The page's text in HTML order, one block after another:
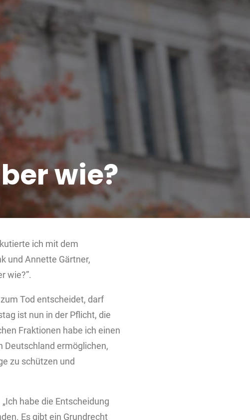
wie?
ich mit dem
und Annette Gärtner,
wie?”.
Tod entscheidet, darf
ist nun in der Pflicht, die
Fraktionen habe ich einen
Deutschland ermöglichen,
zu schützen und
habe die Entscheidung
Es gibt ein Grundrecht